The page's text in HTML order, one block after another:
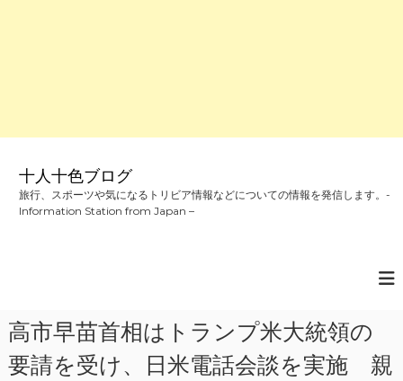
十人十色ブログ
旅行、スポーツや気になるトリビア情報などについての情報を発信します。-
Information Station from Japan –
高市早苗首相はトランプ米大統領の
要請を受け、日米電話会談を実施 親